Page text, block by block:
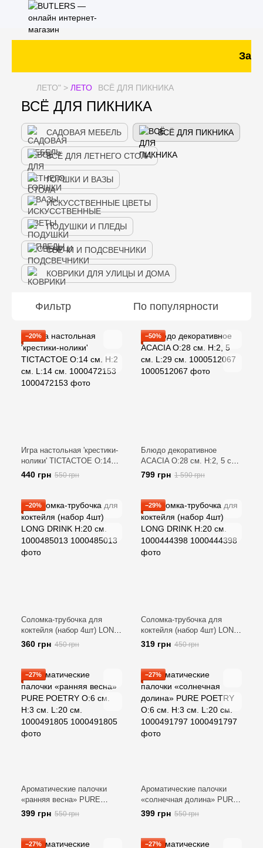
ЛЕТО" > ЛЕТО ВСЁ ДЛЯ ПИКНИКА
ВСЁ ДЛЯ ПИКНИКА
САДОВАЯ МЕБЕЛЬ ВСЁ ДЛЯ ПИКНИКА
ВСЁ ДЛЯ ЛЕТНЕГО СТОЛА
ГОРШКИ И ВАЗЫ
ИСКУССТВЕННЫЕ ЦВЕТЫ
ПОДУШКИ И ПЛЕДЫ
СВЕЧИ И ПОДСВЕЧНИКИ
КОВРИКИ ДЛЯ УЛИЦЫ И ДОМА
Фильтр По популярности
−20%
Игра настольная 'крестики-
нолики' TICTACTOE O:14
см. H:2 см. L:14 см.
1000472153
440 грн 550 грн
−50%
Блюдо декоративное
ACACIA O:28 см. H:2, 5 см.
L:29 см. 1000512067
799 грн 1 590 грн
−20%
Соломка-трубочка для
коктейля (набор 4шт) LONG
DRINK H:20 см. 1000485013
360 грн 450 грн
−29%
Соломка-трубочка для
коктейля (набор 4шт) LONG
DRINK H:20 см. 1000444398
319 грн 450 грн
−27%
Ароматические палочки
«ранняя весна» PURE
POETRY O:6 см. H:3 см.
L:20 см. 1000491805
399 грн 550 грн
−27%
Ароматические палочки
«солнечная долина» PURE
POETRY O:6 см. H:3 см.
L:20 см. 1000491797
399 грн 550 грн
−27% −27%